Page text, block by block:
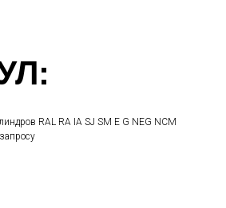
RAL RA IA SJ SM E G NEG NCM